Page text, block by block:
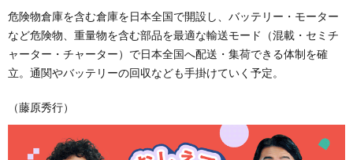
危険物倉庫を含む倉庫を日本全国で開設し、バッテリー・モーター
など危険物、重量物を含む部品を最適な輸送モード（混載・セミチ
ャーター・チャーター）で日本全国へ配送・集荷できる体制を確
立。通関やバッテリーの回収なども手掛けていく予定。
（藤原秀行）